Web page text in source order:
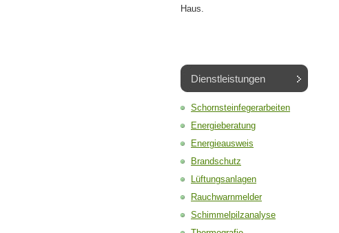
Haus.
Dienstleistungen
Schornsteinfegerarbeiten
Energieberatung
Energieausweis
Brandschutz
Lüftungsanlagen
Rauchwarnmelder
Schimmelpilzanalyse